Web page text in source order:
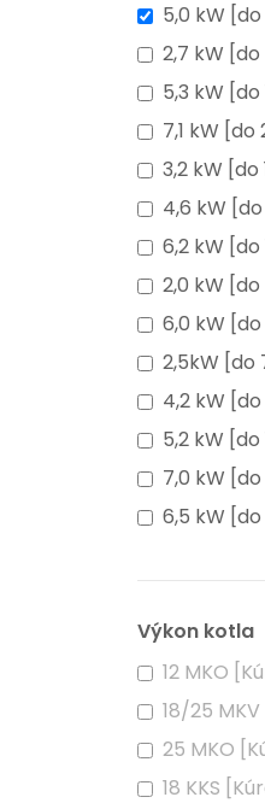
5,0 kW [do
2,7 kW [do
5,3 kW [do
7,1 kW [do
3,2 kW [do
4,6 kW [do
6,2 kW [do
2,0 kW [do
6,0 kW [do
2,5kW [do
4,2 kW [do
5,2 kW [do
7,0 kW
6,5 kW [do
Výkon kotla
12 MKO
18/25
25 MKO
18 KKS